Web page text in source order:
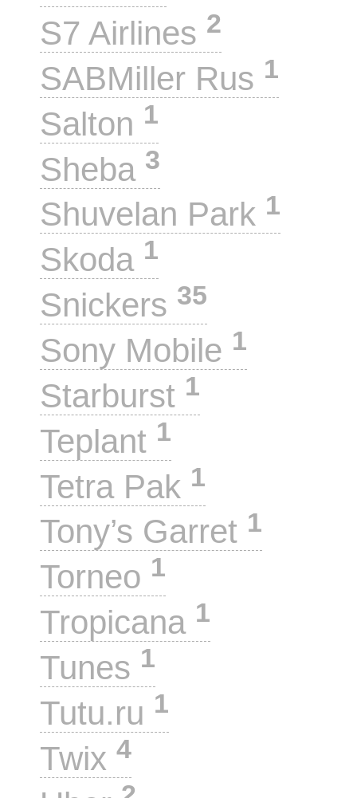
S7 Airlines 2
SABMiller Rus 1
Salton 1
Sheba 3
Shuvelan Park 1
Skoda 1
Snickers 35
Sony Mobile 1
Starburst 1
Teplant 1
Tetra Pak 1
Tony’s Garret 1
Torneo 1
Tropicana 1
Tunes 1
Tutu.ru 1
Twix 4